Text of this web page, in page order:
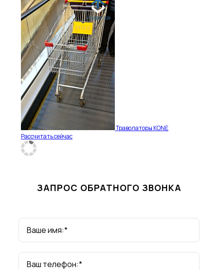
Траволаторы KONE
Рассчитать сейчас
ЗАПРОС ОБРАТНОГО ЗВОНКА
Ваше имя:*
Ваш телефон:*